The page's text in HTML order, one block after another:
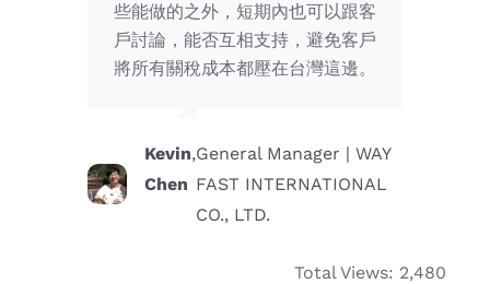
些能做的之外，短期內也可以跟客
戶討論，能否互相支持，避免客戶
將所有關稅成本都壓在台灣這邊。
Kevin
Chen
,General Manager | WAY
FAST INTERNATIONAL
CO., LTD.
Total Views: 2,480